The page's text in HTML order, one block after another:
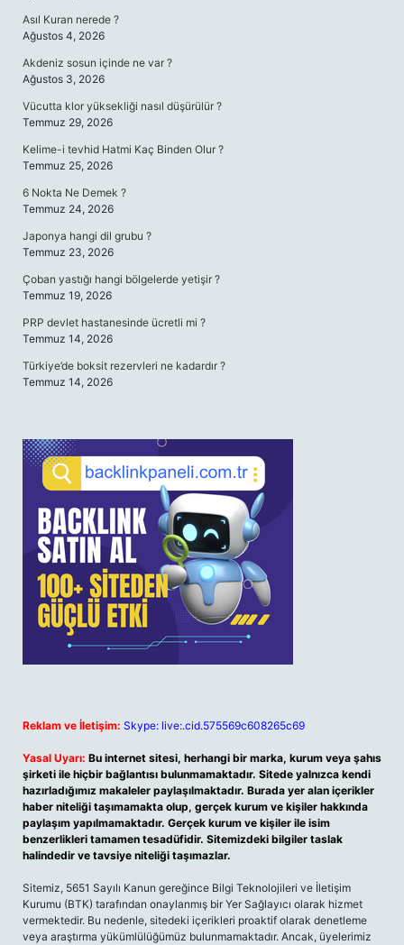
Asıl Kuran nerede ?
Ağustos 4, 2026
Akdeniz sosun içinde ne var ?
Ağustos 3, 2026
Vücutta klor yüksekliği nasıl düşürülür ?
Temmuz 29, 2026
Kelime-i tevhid Hatmi Kaç Binden Olur ?
Temmuz 25, 2026
6 Nokta Ne Demek ?
Temmuz 24, 2026
Japonya hangi dil grubu ?
Temmuz 23, 2026
Çoban yastığı hangi bölgelerde yetişir ?
Temmuz 19, 2026
PRP devlet hastanesinde ücretli mi ?
Temmuz 14, 2026
Türkiye’de boksit rezervleri ne kadardır ?
Temmuz 14, 2026
Reklam ve İletişim: Skype: live:.cid.575569c608265c69
Yasal Uyarı: Bu internet sitesi, herhangi bir marka, kurum veya şahıs
şirketi ile hiçbir bağlantısı bulunmamaktadır. Sitede yalnızca kendi
hazırladığımız makaleler paylaşılmaktadır. Burada yer alan içerikler
haber niteliği taşımamakta olup, gerçek kurum ve kişiler hakkında
paylaşım yapılmamaktadır. Gerçek kurum ve kişiler ile isim
benzerlikleri tamamen tesadüfidir. Sitemizdeki bilgiler taslak
halindedir ve tavsiye niteliği taşımazlar.
Sitemiz, 5651 Sayılı Kanun gereğince Bilgi Teknolojileri ve İletişim
Kurumu (BTK) tarafından onaylanmış bir Yer Sağlayıcı olarak hizmet
vermektedir. Bu nedenle, sitedeki içerikleri proaktif olarak denetleme
veya araştırma yükümlülüğümüz bulunmamaktadır. Ancak, üyelerimiz